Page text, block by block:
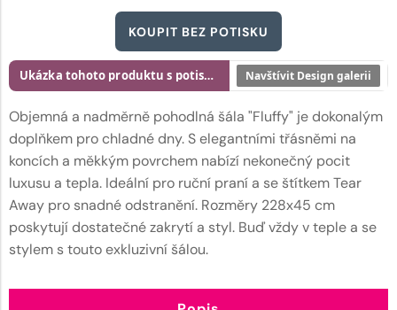
KOUPIT BEZ POTISKU
Objemná a nadměrně pohodlná šála "Fluffy" je dokonalým
doplňkem pro chladné dny. S elegantními třásněmi na
koncích a měkkým povrchem nabízí nekonečný pocit
luxusu a tepla. Ideální pro ruční praní a se štítkem Tear
Away pro snadné odstranění. Rozměry 228x45 cm
poskytují dostatečné zakrytí a styl. Buď vždy v teple a se
stylem s touto exkluzivní šálou.
Ukázka tohoto produktu s potiskem Navštívit Design galerii